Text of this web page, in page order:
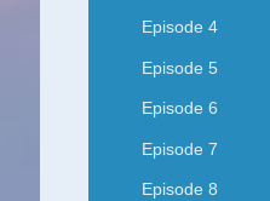
Episode 4
Episode 5
Episode 6
Episode 7
Episode 8